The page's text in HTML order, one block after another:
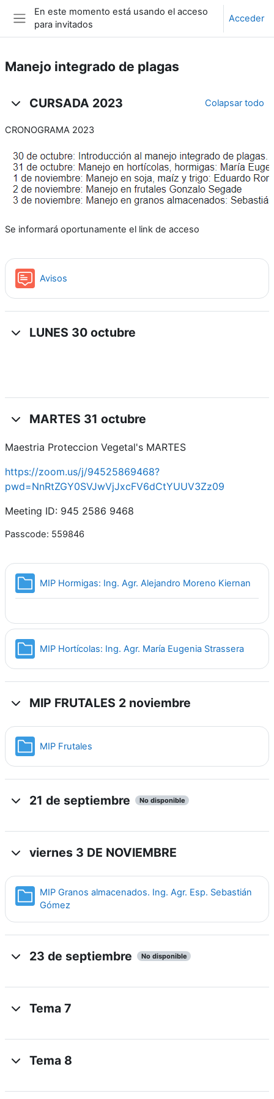
Salta al contenido principal
Panel lateral
En este momento está usando el acceso
para invitados
Acceder
Manejo integrado de plagas
CURSADA 2023 Colapsar todo
CRONOGRAMA 2023
Se informará oportunamente el link de acceso
Avisos
LUNES 30 octubre
MARTES 31 octubre
Maestria Proteccion Vegetal's MARTES
https://zoom.us/j/94525869468?
pwd=NnRtZGY0SVJwVjJxcFV6dCtYUUV3Zz09
Meeting ID: 945 2586 9468
Passcode: 559846
MIP Hormigas: Ing. Agr. Alejandro Moreno Kiernan
MIP Hortícolas: Ing. Agr. María Eugenia Strassera
MIP FRUTALES 2 noviembre
MIP Frutales
21 de septiembre No disponible
viernes 3 DE NOVIEMBRE
MIP Granos almacenados. Ing. Agr. Esp. Sebastián
Gómez
23 de septiembre No disponible
Tema 7
Tema 8